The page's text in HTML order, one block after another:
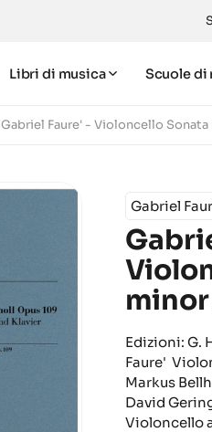
Libri di musica Scuole di
Gabriel Faure' - Violoncello Sonata
Gabriel
minor
Edizioni: G.
Faure'
Markus
David
Violoncello